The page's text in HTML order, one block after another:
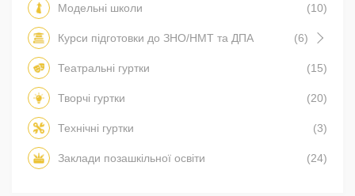
Модельні школи (10)
Курси підготовки до ЗНО/НМТ та ДПА (6)
Театральні гуртки (15)
Творчі гуртки (20)
Технічні гуртки (3)
Заклади позашкільної освіти (24)